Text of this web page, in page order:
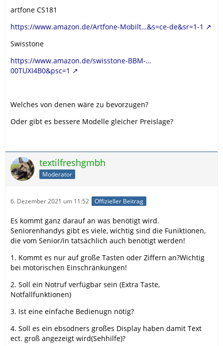
artfone CS181
https://www.amazon.de/Artfone-Mobilt…&s=ce-de&sr=1-1
Swisstone
https://www.amazon.de/swisstone-BBM-…
00TUXI4B0&psc=1
Welches von denen wäre zu bevorzugen?
Oder gibt es bessere Modelle gleicher Preislage?
textilfreshgmbh
Moderator
6. Dezember 2021 um 11:52 Offizieller Beitrag
Es kommt ganz darauf an was benötigt wird.
Seniorenhandys gibt es viele, wichtig sind die Funiktionen,
die vom Senior/in tatsächlich auch benötigt werden!
1. Kommt es nur auf große Tasten oder Ziffern an?Wichtig
bei motorischen Einschränkungen!
2. Soll ein Notruf verfügbar sein (Extra Taste,
Notfallfunktionen)
3. Ist eine einfache Bedienugn nötig?
4. Soll es ein ebsodners großes Display haben damit Text
ect. groß angezeigt wird(Sehhilfe)?